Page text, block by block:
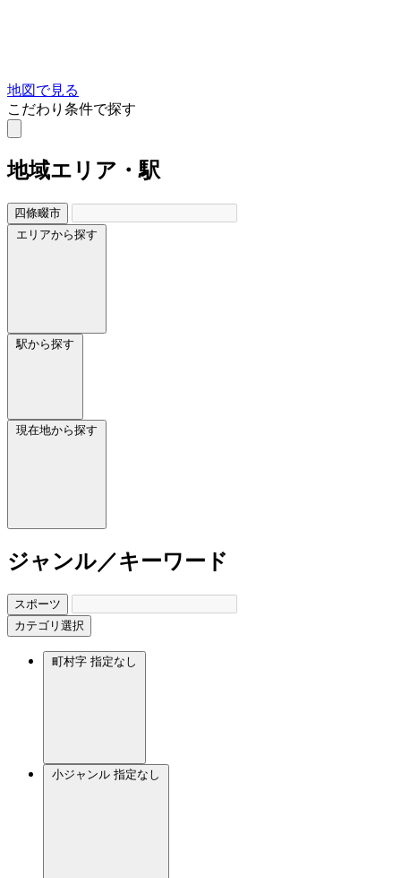
地図で見る
こだわり条件で探す
地域エリア・駅
四條畷市
エリアから探す
駅から探す
現在地から探す
ジャンル／キーワード
スポーツ
カテゴリ選択
町村字 指定なし
小ジャンル 指定なし